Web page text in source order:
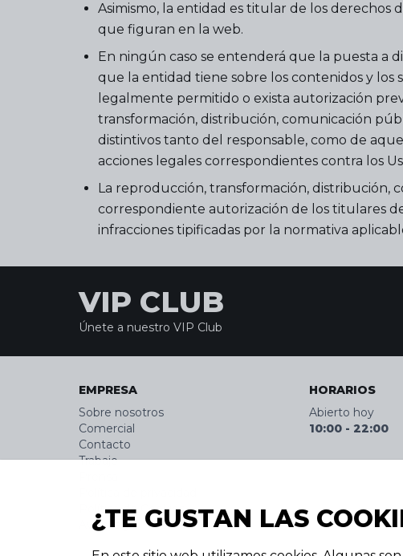
Asimismo, la entidad es titular de los derechos
que figuran en la web.
En ningún caso se entenderá que la puesta a
que la entidad tiene sobre los contenidos y los
legalmente permitido o exista autorización
transformación, distribución, comunicación
distintivos tanto del responsable, como de
acciones legales correspondientes contra los
La reproducción, transformación, distribución,
correspondiente autorización de los titulares
infracciones tipificadas por la normativa
VIP CLUB
Únete a nuestro VIP Club
EMPRESA
Sobre nosotros
Comercial
Contacto
Trabajo
Política de Cookies
Aviso legal
HORARIOS
Abierto hoy
10:00 - 22:00
¿TE GUSTAN LAS